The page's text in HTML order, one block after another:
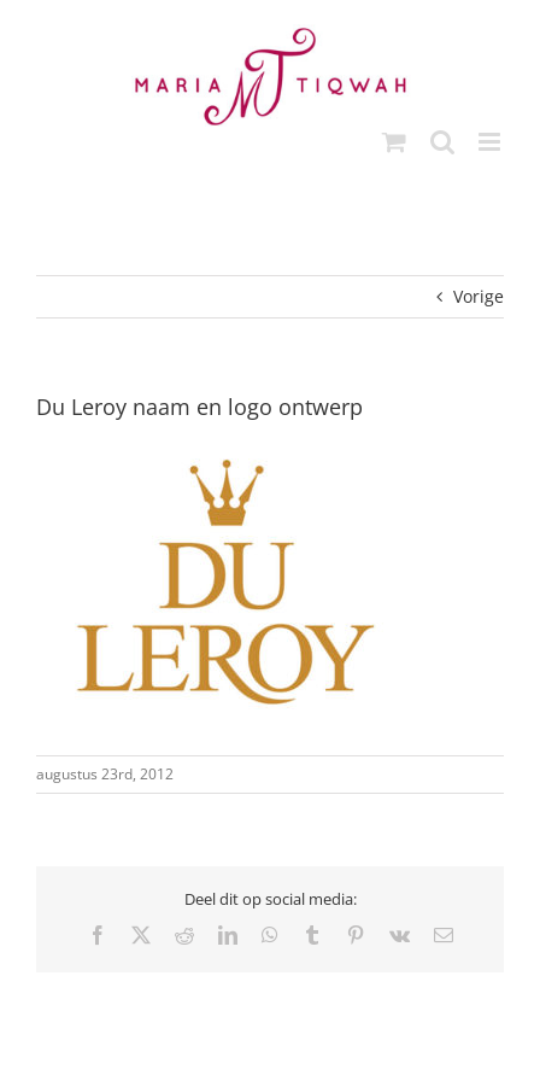
Vorige
Du Leroy naam en logo ontwerp
augustus 23rd, 2012
Deel dit op social media:
Facebook RedditLinkedInWhatsApp
Tumblr Pinterest
Vk
E-